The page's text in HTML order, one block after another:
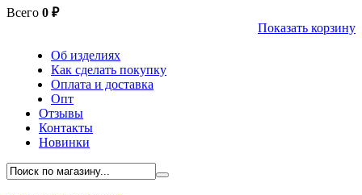
Всего 0 ₽
Показать корзину
Об изделиях
Как сделать покупку
Оплата и доставка
Опт
Отзывы
Контакты
Новинки